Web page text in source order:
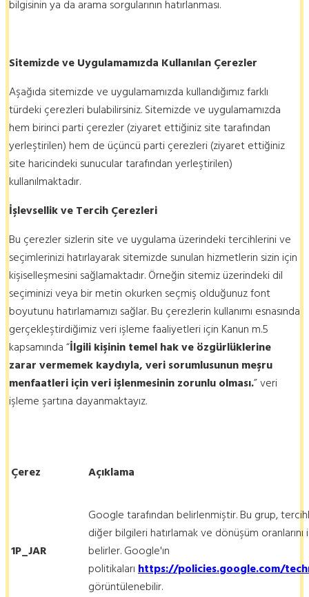
bilgisinin ya da arama sorgularının hatırlanması.
Sitemizde ve Uygulamamızda Kullanılan Çerezler
Aşağıda sitemizde ve uygulamamızda kullandığımız farklı
türdeki çerezleri bulabilirsiniz. Sitemizde ve uygulamamızda
hem birinci parti çerezler (ziyaret ettiğiniz site tarafından
yerleştirilen) hem de üçüncü parti çerezleri (ziyaret ettiğiniz
site haricindeki sunucular tarafından yerleştirilen)
kullanılmaktadır.
İşlevsellikve Tercih Çerezleri
Bu çerezler sizlerin site ve uygulama üzerindeki tercihlerini ve
seçimlerinizi hatırlayarak sitemizde sunulan hizmetlerin sizin için
kişiselleşmesini sağlamaktadır. Örneğin sitemiz üzerindeki dil
seçiminizi veya bir metin okurken seçmiş olduğunuz font
boyutunu hatırlamamızı sağlar. Bu çerezlerin kullanımı esnasında
gerçekleştirdiğimiz veri işleme faaliyetleri için Kanun m.5
kapsamında “İlgili kişinin temel hak ve özgürlüklerine
zarar vermemek kaydıyla, veri sorumlusunun meşru
menfaatleri için veri işlenmesinin zorunlu olması.” veri
işleme şartına dayanmaktayız.
Çerez Açıklama
1P_JAR
Google tarafından belirlenmiştir. Bu grup,
diğer bilgileri hatırlamak ve dönüşüm
belirler. Google'ın
politikalarıhttps://policies.google.com/
görüntülenebilir.